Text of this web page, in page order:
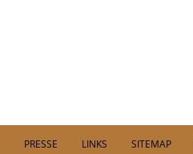
PRESSE LINKS SITEMAP